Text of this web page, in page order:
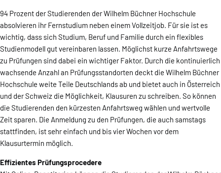
94 Prozent der Studierenden der Wilhelm Büchner Hochschule
absolvieren ihr Fernstudium neben einem Vollzeitjob. Für sie ist es
wichtig, dass sich Studium, Beruf und Familie durch ein flexibles
Studienmodell gut vereinbaren lassen. Möglichst kurze Anfahrtswege
zu Prüfungen sind dabei ein wichtiger Faktor. Durch die kontinuierlich
wachsende Anzahl an Prüfungsstandorten deckt die Wilhelm Büchner
Hochschule weite Teile Deutschlands ab und bietet auch in Österreich
und der Schweiz die Möglichkeit, Klausuren zu schreiben. So können
die Studierenden den kürzesten Anfahrtsweg wählen und wertvolle
Zeit sparen. Die Anmeldung zu den Prüfungen, die auch samstags
stattfinden, ist sehr einfach und bis vier Wochen vor dem
Klausurtermin möglich.
Effizientes Prüfungsprocedere